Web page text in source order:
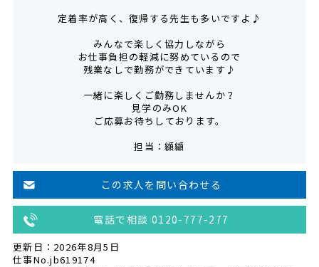
定着率が高く、復帰する先生も多いですよ♪
みんなで楽しく協力しながら
お仕事負担の軽減に努めているので
残業なしで勤務ができています♪
一緒に楽しくご勤務しませんか？
見学のみOK
ご応募お待ちしております。
担当：纐纈
この求人を問い合わせる
電話で相談 0120-777-277
更新日：2026年8月5日
仕事No.jb619174